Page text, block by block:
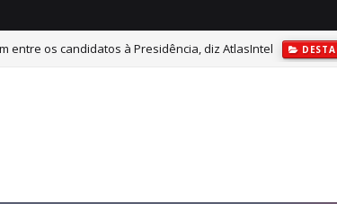
entre os candidatos à Presidência, diz AtlasIntel